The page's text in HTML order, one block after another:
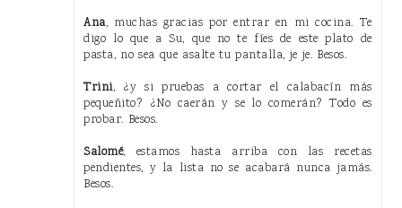
Ana, muchas gracias por entrar en mi cocina. Te
digo lo que a Su, que no te fíes de este plato de
pasta, no sea que asalte tu pantalla, je je. Besos.
Trini, ¿y si pruebas a cortar el calabacín más
pequeñito? ¿No caerán y se lo comerán? Todo es
probar. Besos.
Salomé, estamos hasta arriba con las recetas
pendientes, y la lista no se acabará nunca jamás.
Besos.